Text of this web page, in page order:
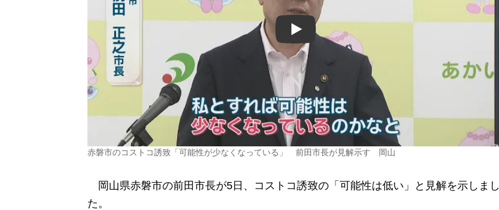
Play
赤磐市のコストコ誘致「可能性が少なくなっている」 前田市長が見解示す 岡山
岡山県赤磐市の前田市長が5日、コストコ誘致の「可能性は低い」と見解を示しまし
た。